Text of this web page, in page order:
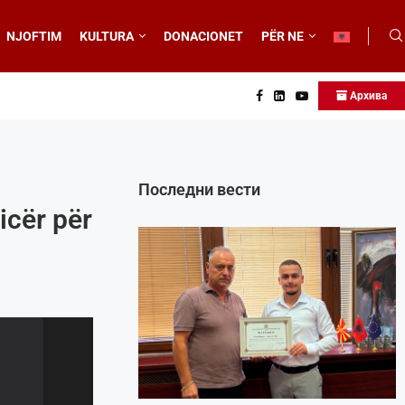
NJOFTIM KULTURA DONACIONET PËR NE
Архива
për
Последни вести